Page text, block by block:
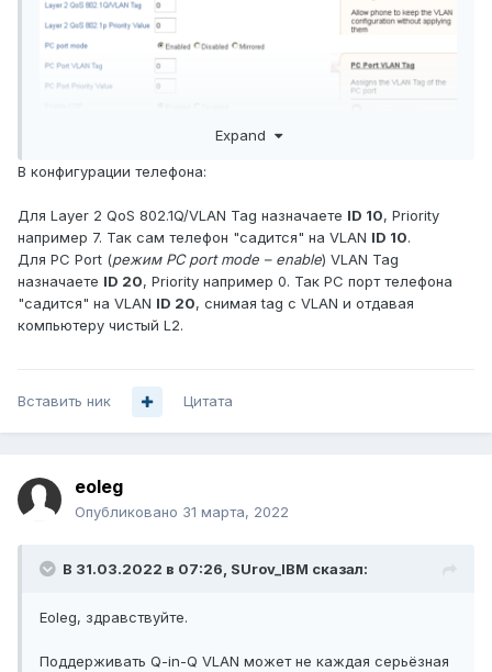
Expand
В конфигурации телефона:
Для Layer 2 QoS 802.1Q/VLAN Tag назначаете ID 10, Priority
например 7. Так сам телефон "садится" на VLAN ID 10.
Для PC Port (режим PC port mode – enable) VLAN Tag
назначаете ID 20, Priority например 0. Так PC порт телефона
"садится" на VLAN ID 20, снимая tag с VLAN и отдавая
компьютеру чистый L2.
Вставить ник Цитата
eoleg
Опубликовано 31 марта, 2022
В 31.03.2022 в 07:26, SUrov_IBM сказал:
Eoleg, здравствуйте.
Поддерживать Q-in-Q VLAN может не каждая серьёзная